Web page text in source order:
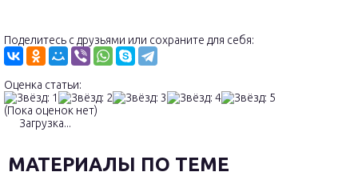
Поделитесь с друзьями или сохраните для себя:
Оценка статьи:
(Пока оценок нет)
Загрузка...
МАТЕРИАЛЫ ПО ТЕМЕ